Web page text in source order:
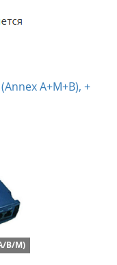
A+M+B), +
B/M)